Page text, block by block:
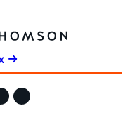
YouTube